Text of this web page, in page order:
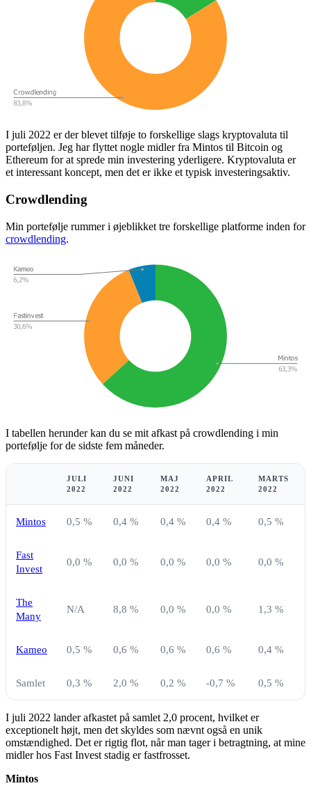
I juli 2022 er der blevet tilføje to forskellige slags kryptovaluta til
porteføljen. Jeg har flyttet nogle midler fra Mintos til Bitcoin og
Ethereum for at sprede min investering yderligere. Kryptovaluta er
et interessant koncept, men det er ikke et typisk investeringsaktiv.
Crowdlending
Min portefølje rummer i øjeblikket tre forskellige platforme inden for
crowdlending.
I tabellen herunder kan du se mit afkast på crowdlending i min
portefølje for de sidste fem måneder.
JULI
2022
JUNI
2022
MAJ
2022
APRIL
2022
MARTS
2022
Mintos 0,5 % 0,4 % 0,4 % 0,4 % 0,5 %
Fast
Invest
0,0 % 0,0 % 0,0 % 0,0 % 0,0 %
The
Many
N/A 8,8 % 0,0 % 0,0 % 1,3 %
Kameo 0,5 % 0,6 % 0,6 % 0,6 % 0,4 %
Samlet 0,3 % 2,0 % 0,2 % -0,7 % 0,5 %
I juli 2022 lander afkastet på samlet 2,0 procent, hvilket er
exceptionelt højt, men det skyldes som nævnt også en unik
omstændighed. Det er rigtig flot, når man tager i betragtning, at mine
midler hos Fast Invest stadig er fastfrosset.
Mintos